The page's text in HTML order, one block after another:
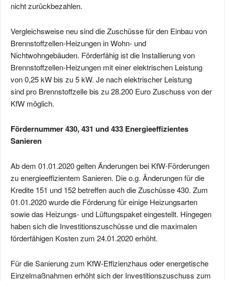
nicht zurückbezahlen.
Vergleichsweise neu sind die Zuschüsse für den Einbau von
Brennstoffzellen-Heizungen in Wohn- und
Nichtwohngebäuden. Förderfähig ist die Installierung von
Brennstoffzellen-Heizungen mit einer elektrischen Leistung
von 0,25 kW bis zu 5 kW. Je nach elektrischer Leistung
sind pro Brennstoffzelle bis zu 28.200 Euro Zuschuss von der
KfW möglich.
Fördernummer 430, 431 und 433 Energieeffizientes
Sanieren
Ab dem 01.01.2020 gelten Änderungen bei KfW-Förderungen
zu energieeffizientem Sanieren. Die o.g. Änderungen für die
Kredite 151 und 152 betreffen auch die Zuschüsse 430. Zum
01.01.2020 wurde die Förderung für einige Heizungsarten
sowie das Heizungs- und Lüftungspaket eingestellt. Hingegen
haben sich die Investitionszuschüsse und die maximalen
förderfähigen Kosten zum 24.01.2020 erhöht.
Für die Sanierung zum KfW-Effizienzhaus oder energetische
Einzelmaßnahmen erhöht sich der Investitionszuschuss zum